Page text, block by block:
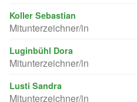
Koller Sebastian
Mitunterzeichner/in
Luginbühl Dora
Mitunterzeichner/in
Lusti Sandra
Mitunterzeichner/in